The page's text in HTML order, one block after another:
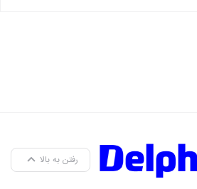
رفتن به بالا